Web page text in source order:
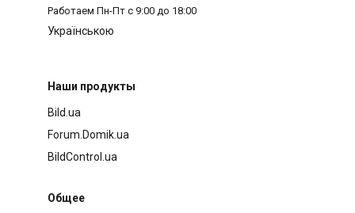
Работаем Пн-Пт с 9:00 до 18:00
Українською
Наши продукты
Bild.ua
Forum.Domik.ua
BildControl.ua
Общее